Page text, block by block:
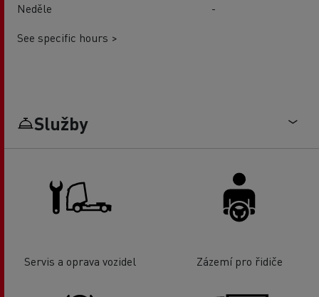
Neděle
-
See specific hours >
Služby
Servis a oprava vozidel Zázemí pro řidiče